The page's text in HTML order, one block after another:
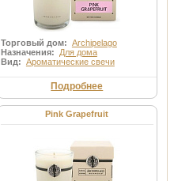
Торговый дом: Archipelago
Назначения: Для дома
Вид: Ароматические свечи
Подробнее
Pink Grapefruit